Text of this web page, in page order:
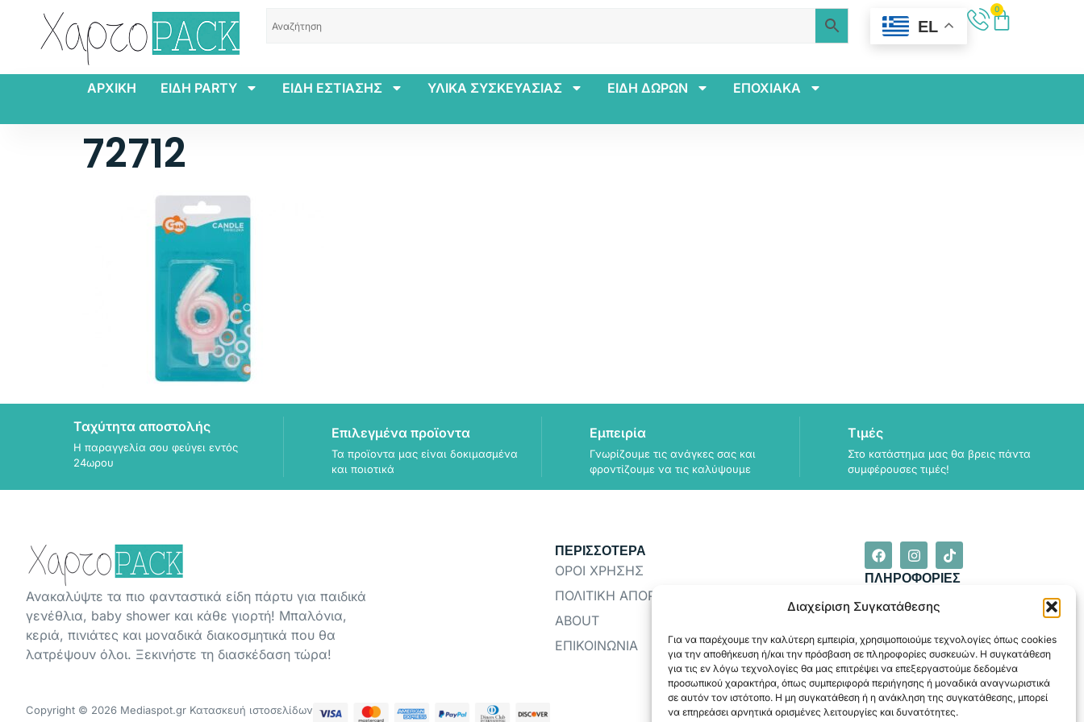
Διαχείριση Συγκατάθεσης
Για να παρέχουμε την καλύτερη εμπειρία, χρησιμοποιούμε τεχνολογίες όπως cookies
για την αποθήκευση ή/και την πρόσβαση σε πληροφορίες συσκευών. Η συγκατάθεση
για τις εν λόγω τεχνολογίες θα μας επιτρέψει να επεξεργαστούμε δεδομένα
προσωπικού χαρακτήρα, όπως συμπεριφορά περιήγησης ή μοναδικά αναγνωριστικά
σε αυτόν τον ιστότοπο. Η μη συγκατάθεση ή η ανάκληση της συγκατάθεσης, μπορεί
να επηρεάσει αρνητικά ορισμένες λειτουργίες και δυνατότητες.
EL
0
ΑΡΧΙΚΗ ΕΙΔΗ PARTY ΕΙΔΗ ΕΣΤΙΑΣΗΣ ΥΛΙΚΑ ΣΥΣΚΕΥΑΣΙΑΣ ΕΙΔΗ ΔΩΡΩΝ ΕΠΟΧΙΑΚΑ
72712
Ταχύτητα αποστολής
Η παραγγελία σου φεύγει εντός
24ωρου
Επιλεγμένα προϊοντα
Τα προϊοντα μας είναι δοκιμασμένα
και ποιοτικά
Εμπειρία
Γνωρίζουμε τις ανάγκες σας και
φροντίζουμε να τις καλύψουμε
Τιμές
Στο κατάστημα μας θα βρεις πάντα
συμφέρουσες τιμές!
Ανακαλύψτε τα πιο φανταστικά είδη πάρτυ για παιδικά
γενέθλια, baby shower και κάθε γιορτή! Μπαλόνια,
κεριά, πινιάτες και μοναδικά διακοσμητικά που θα
λατρέψουν όλοι. Ξεκινήστε τη διασκέδαση τώρα!
ΠΕΡΙΣΣΟΤΕΡΑ
ΟΡΟΙ ΧΡΗΣΗΣ
ΠΟΛΙΤΙΚΗ ΑΠΟΡΡΗΤΟΥ
ABOUT
ΕΠΙΚΟΙΝΩΝΙΑ
ΠΛΗΡΟΦΟΡΙΕΣ
ΑΠΟΣΤΟΛΗ
Copyright © 2026 Mediaspot.gr Κατασκευή ιστοσελίδων